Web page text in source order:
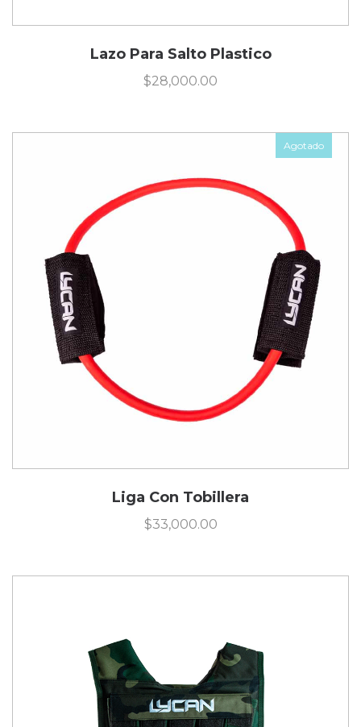
Lazo Para Salto Plastico
$28,000.00
Agotado
Liga Con Tobillera
$33,000.00